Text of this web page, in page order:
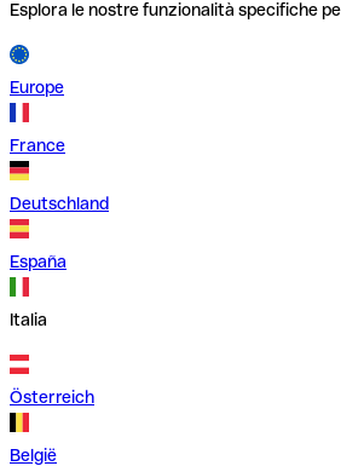
Esplora le nostre funzionalità specifiche
Europe
France
Deutschland
España
Italia
Österreich
België